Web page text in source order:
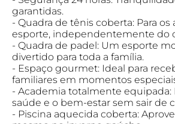
garantidas.
- Quadra de tênis coberta: Para
esporte, independentemente do
- Quadra de padel: Um esporte
divertido para toda a família.
- Espaço gourmet: Ideal para
familiares em momentos
- Academia totalmente equipada:
saúde e o bem-estar sem sair de
- Piscina aquecida coberta: